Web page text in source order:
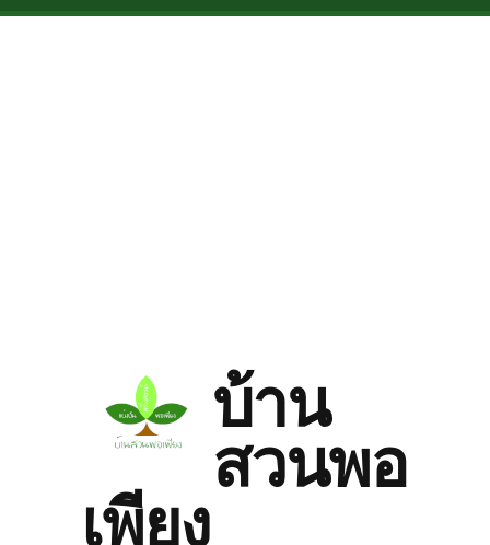
Skip to main content
บ้าน
สวนพอ
เพียง